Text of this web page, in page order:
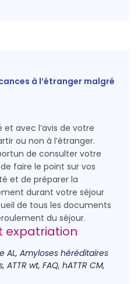
à l’étranger malgré
avec l’avis de votre
ou non à l’étranger.
de consulter votre
faire le point sur vos
et de préparer la
durant votre séjour
de tous les documents
du séjour.
expatriation
AL, Amyloses héréditaires
wt, FAQ, hATTR CM,